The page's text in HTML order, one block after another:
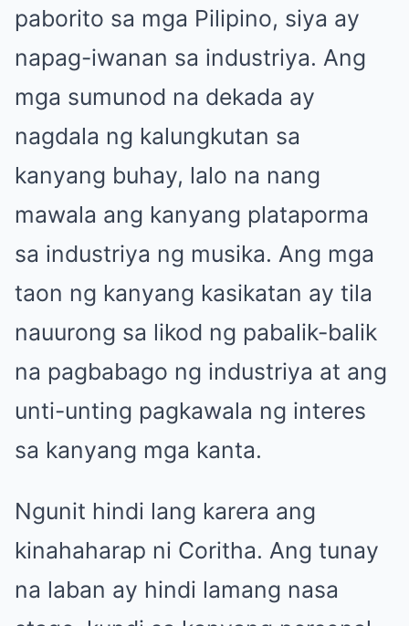
paborito sa mga Pilipino, siya ay
napag-iwanan sa industriya. Ang
mga sumunod na dekada ay
nagdala ng kalungkutan sa
kanyang buhay, lalo na nang
mawala ang kanyang plataporma
sa industriya ng musika. Ang mga
taon ng kanyang kasikatan ay tila
nauurong sa likod ng pabalik-balik
na pagbabago ng industriya at ang
unti-unting pagkawala ng interes
sa kanyang mga kanta.
Ngunit hindi lang karera ang
kinahaharap ni Coritha. Ang tunay
na laban ay hindi lamang nasa